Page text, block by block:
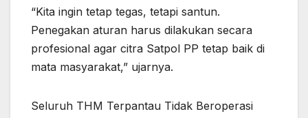
“Kita ingin tetap tegas, tetapi santun.
Penegakan aturan harus dilakukan secara
profesional agar citra Satpol PP tetap baik di
mata masyarakat,” ujarnya.
Seluruh THM Terpantau Tidak Beroperasi